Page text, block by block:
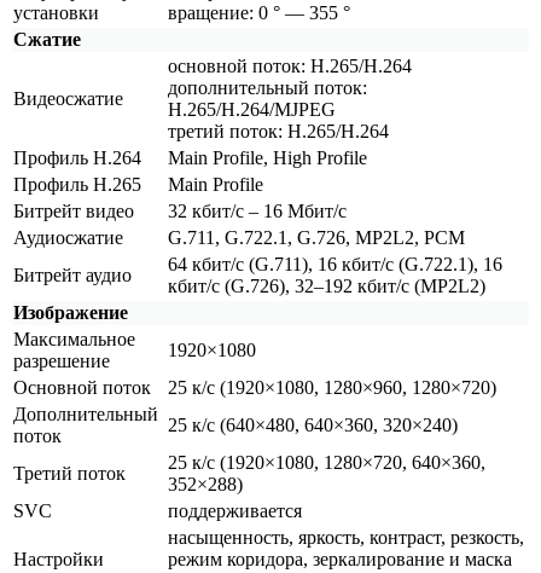
установки
вращение: 0 ° — 355 °
Сжатие
Видеосжатие
основной поток: H.265/H.264
дополнительный поток:
H.265/H.264/MJPEG
третий поток: H.265/H.264
Профиль H.264
Main Profile, High Profile
Профиль H.265
Main Profile
Битрейт видео
32 кбит/с – 16 Мбит/с
Аудиосжатие
G.711, G.722.1, G.726, MP2L2, PCM
Битрейт аудио
64 кбит/с (G.711), 16 кбит/с (G.722.1), 16
кбит/с (G.726), 32–192 кбит/с (MP2L2)
Изображение
Максимальное
разрешение
1920×1080
Основной поток
25 к/с (1920×1080, 1280×960, 1280×720)
Дополнительный
поток
25 к/с (640×480, 640×360, 320×240)
Третий поток
25 к/с (1920×1080, 1280×720, 640×360,
352×288)
SVC
поддерживается
Настройки
насыщенность, яркость, контраст, резкость,
режим коридора, зеркалирование и маска